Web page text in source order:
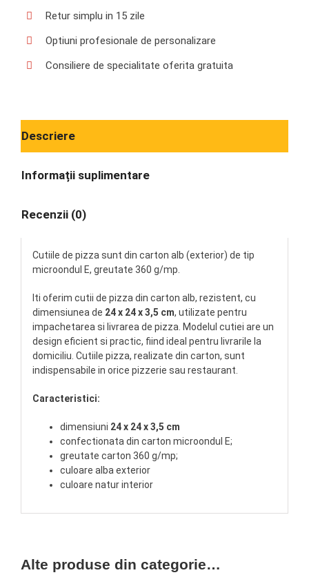
Retur simplu in 15 zile
Optiuni profesionale de personalizare
Consiliere de specialitate oferita gratuita
Descriere
Informații suplimentare
Recenzii (0)
Cutiile de pizza sunt din carton alb (exterior) de tip
microondul E, greutate 360 g/mp.
Iti oferim cutii de pizza din carton alb, rezistent, cu
dimensiunea de 24 x 24 x 3,5 cm, utilizate pentru
impachetarea si livrarea de pizza. Modelul cutiei are un
design eficient si practic, fiind ideal pentru livrarile la
domiciliu. Cutiile pizza, realizate din carton, sunt
indispensabile in orice pizzerie sau restaurant.
Caracteristici:
dimensiuni 24 x 24 x 3,5 cm
confectionata din carton microondul E;
greutate carton 360 g/mp;
culoare alba exterior
culoare natur interior
Alte produse din categorie…